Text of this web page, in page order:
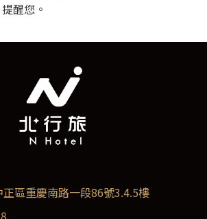
醒您。
區重慶南路一段86號3.4.5樓